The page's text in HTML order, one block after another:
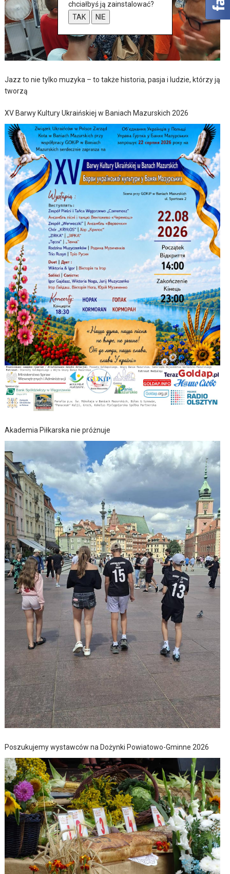
Jazz to nie tylko muzyka – to także historia, pasja i ludzie, którzy ją
tworzą
XV Barwy Kultury Ukraińskiej w Baniach Mazurskich 2026
Akademia Piłkarska nie próżnuje
Poszukujemy wystawców na Dożynki Powiatowo-Gminne 2026
chciałbyś ją zainstalować?
TAK
NIE